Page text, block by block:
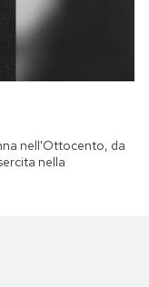
nell'Ottocento, da
nella